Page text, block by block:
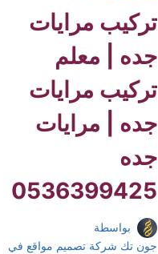
تركيب مرايات
جده | معلم
تركيب مرايات
جده | مرايات
جده
0536399425
بواسطة
جون تك شركة تصميم مواقع في